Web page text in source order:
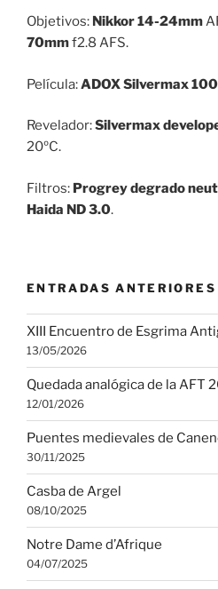
Objetivos: Nikkor 14-24mm
70mmf2.8 AFS.
Película:ADOX Silvermax
Revelador:Silvermax
20ºC.
Filtros: Progrey degrado
Haida ND 3.0.
ENTRADAS ANTERIORES
XIII Encuentro de Esgrima
13/05/2026
Quedada analógica de la AFT
12/01/2026
Puentes medievales de
30/11/2025
Casba de Argel
08/10/2025
Notre Dame d’Afrique
04/07/2025